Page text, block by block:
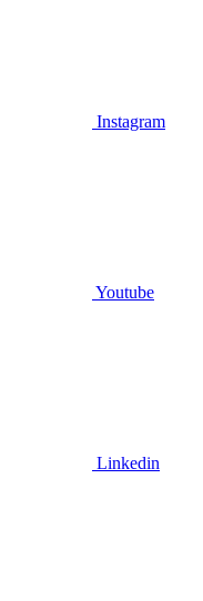
Instagram
Youtube
Linkedin